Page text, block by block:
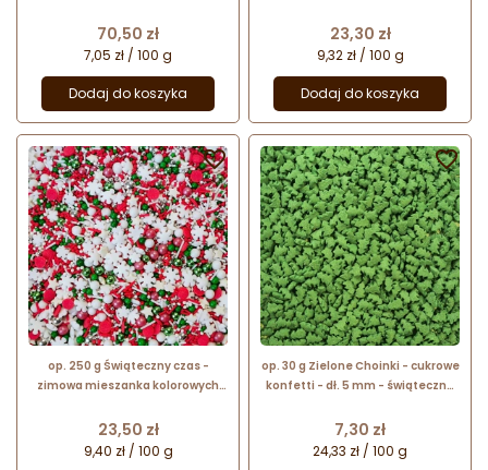
dekoracyjna
Cena
70,50 zł
7,05 zł / 100 g
Dodaj do koszyka
do dekoracji
Cena
23,30 zł
9,32 zł / 100 g
Dodaj do koszyka
op. 250 g Świąteczny czas -
zimowa mieszanka kolorowych
Cena
23,50 zł
9,40 zł / 100 g

op. 30 g Zielone Choinki - cukrowe
konfetti - dł. 5 mm - świąteczna
Cena
7,30 zł
24,33 zł / 100 g
